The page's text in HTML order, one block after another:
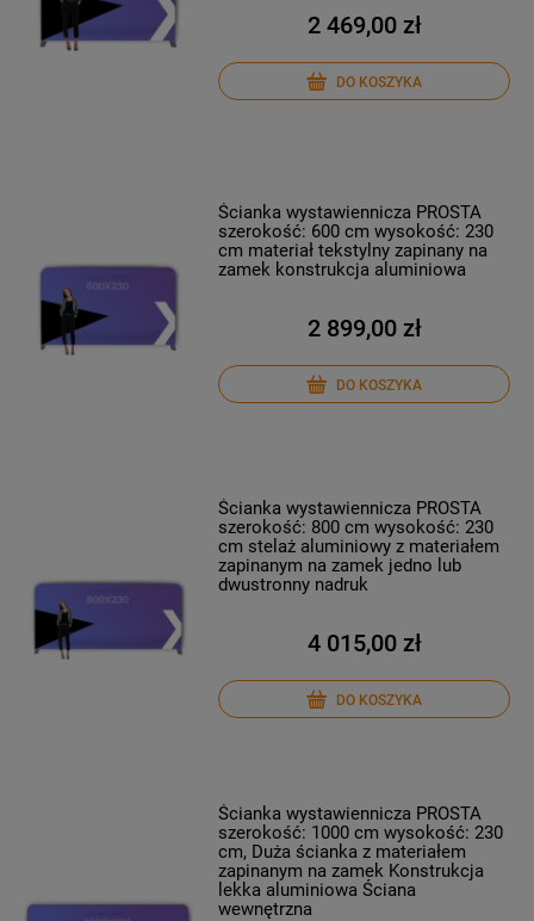
2 469,00 zł
DO KOSZYKA
Ścianka wystawiennicza PROSTA
szerokość: 600 cm wysokość: 230
cm materiał tekstylny zapinany na
zamek konstrukcja aluminiowa
2 899,00 zł
DO KOSZYKA
Ścianka wystawiennicza PROSTA
szerokość: 800 cm wysokość: 230
cm stelaż aluminiowy z materiałem
zapinanym na zamek jedno lub
dwustronny nadruk
4 015,00 zł
DO KOSZYKA
Ścianka wystawiennicza PROSTA
szerokość: 1000 cm wysokość: 230
cm, Duża ścianka z materiałem
zapinanym na zamek Konstrukcja
lekka aluminiowa Ściana
wewnętrzna